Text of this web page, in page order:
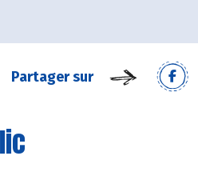
Partager sur